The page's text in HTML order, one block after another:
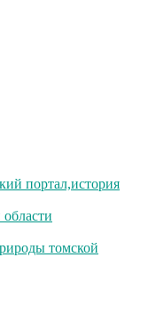
портал,история
томской